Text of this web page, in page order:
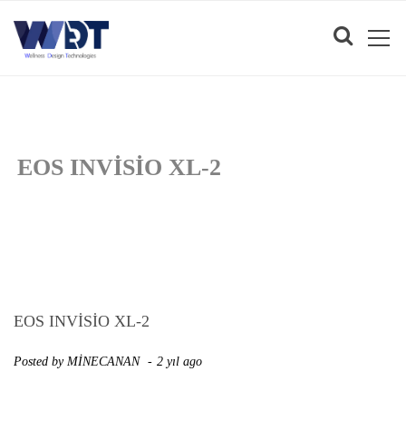
EOS INVISIO XL-2
EOS INVISIO XL-2
Posted by MİNECANAN 2 yıl ago